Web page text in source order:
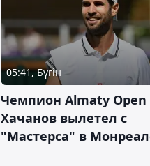
05:41, Бүгін
Чемпион Almaty Open
Хачанов вылетел с
"Мастерса" в